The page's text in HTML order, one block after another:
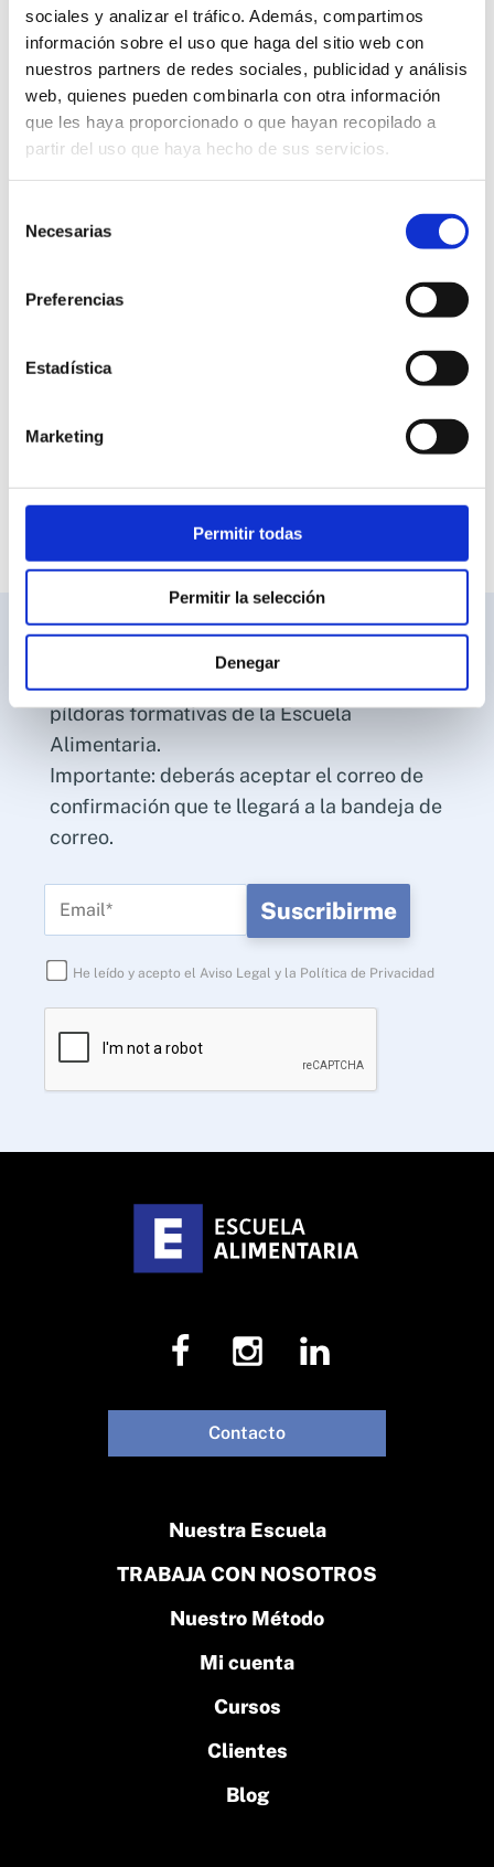
sociales y analizar el tráfico. Además, compartimos
información sobre el uso que haga del sitio web con
nuestros partners de redes sociales, publicidad y análisis
web, quienes pueden combinarla con otra información
que les haya proporcionado o que hayan recopilado a
partir del uso que haya hecho de sus servicios.
Necesarias
Preferencias
Estadística
Marketing
Permitir todas
Permitir la selección
Denegar
Nuestros Datos
info@escuelaalimentaria.com
Calle Ingeniero Juan de la Cierva,
Horario: Lunes a viernes de 08h a 19h
¡Síguenos en redes!
Mensualmente, recibirás invitaciones a
webinars, novedades, promociones y
píldoras formativas de la Escuela
Alimentaria.
Importante: deberás aceptar el correo de
confirmación que te llegará a la bandeja de
correo.
He leído y acepto el Aviso Legal y la Política de Privacidad
deja
campo
Nuestra Escuela
TRABAJA CON NOSOTROS
Nuestro Método
Mi cuenta
Cursos
Clientes
Blog
Contacto